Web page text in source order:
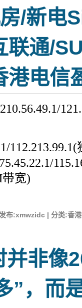
/新电
联通/
港电信
带宽)
发布:xmwzidc | 分类:香
并非像
”，而